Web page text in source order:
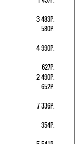
3 483Р.
580Р.
4 990Р.
627Р.
2 490Р.
652Р.
7 336Р.
354Р.